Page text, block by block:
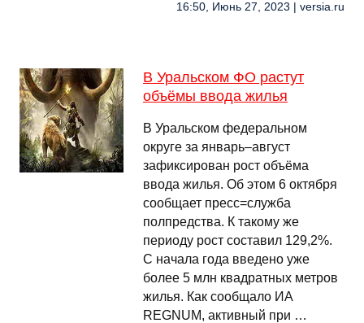
16:50, Июнь 27, 2023 | versia.ru
В Уральском ФО растут
объёмы ввода жилья
В Уральском федеральном
округе за январь–август
зафиксирован рост объёма
ввода жилья. Об этом 6 октября
сообщает пресс=служба
полпредства. К такому же
периоду рост составил 129,2%.
С начала года введено уже
более 5 млн квадратных метров
жилья. Как сообщало ИА
REGNUM, активный при …